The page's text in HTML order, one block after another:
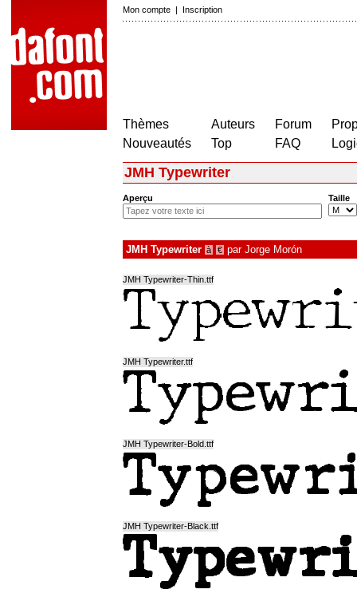
Mon compte | Inscription
Thèmes
Nouveautés
Auteurs
Top
Forum
FAQ
JMH Typewriter
Aperçu Taille
JMH Typewriter à € par Jorge Morón
JMH Typewriter-Thin.ttf
JMH Typewriter.ttf
JMH Typewriter-Bold.ttf
JMH Typewriter-Black.ttf